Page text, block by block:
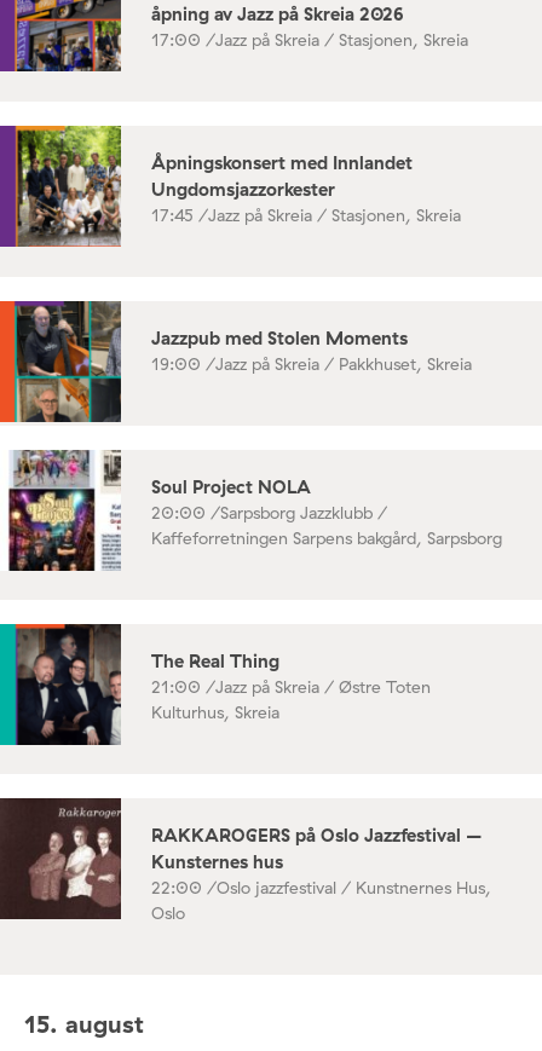
åpning av Jazz på Skreia 2026
17:00 /Jazz på Skreia / Stasjonen, Skreia
Åpningskonsert med Innlandet
Ungdomsjazzorkester
17:45 /Jazz på Skreia / Stasjonen, Skreia
Jazzpub med Stolen Moments
19:00 /Jazz på Skreia / Pakkhuset, Skreia
Soul Project NOLA
20:00 /Sarpsborg Jazzklubb /
Kaffeforretningen Sarpens bakgård, Sarpsborg
The Real Thing
21:00 /Jazz på Skreia / Østre Toten
Kulturhus, Skreia
RAKKAROGERS på Oslo Jazzfestival –
Kunsternes hus
22:00 /Oslo jazzfestival / Kunstnernes Hus,
Oslo
15. august